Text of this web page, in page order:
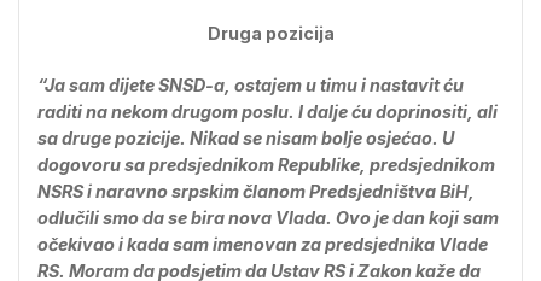
Druga pozicija
“Ja sam dijete SNSD-a, ostajem u timu i nastavit ću
raditi na nekom drugom poslu. I dalje ću doprinositi, ali
sa druge pozicije. Nikad se nisam bolje osjećao. U
dogovoru sa predsjednikom Republike, predsjednikom
NSRS i naravno srpskim članom Predsjedništva BiH,
odlučili smo da se bira nova Vlada. Ovo je dan koji sam
očekivao i kada sam imenovan za predsjednika Vlade
RS. Moram da podsjetim da Ustav RS i Zakon kaže da